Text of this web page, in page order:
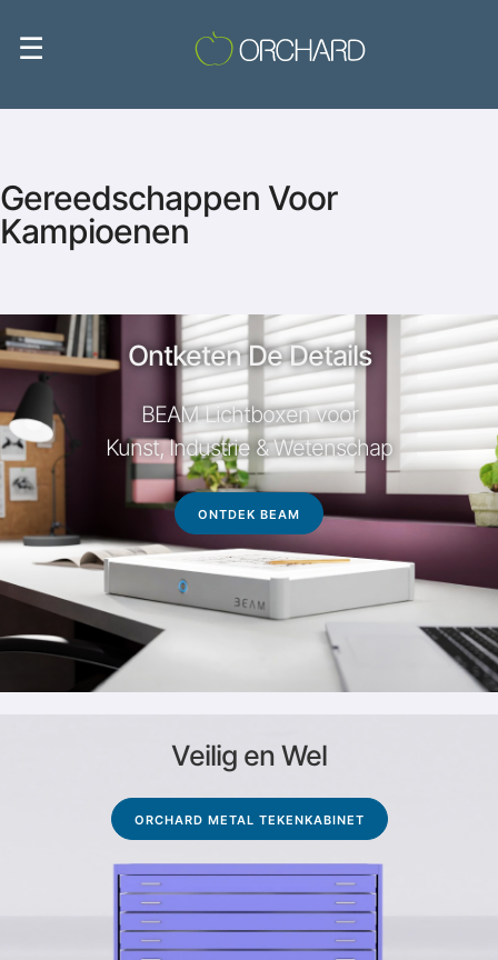
☰
Gereedschappen Voor
Kampioenen
Ontketen De Details
BEAM Lichtboxen voor
Kunst, Industrie & Wetenschap
ONTDEK BEAM
Veilig en Wel
ORCHARD METAL TEKENKABINET